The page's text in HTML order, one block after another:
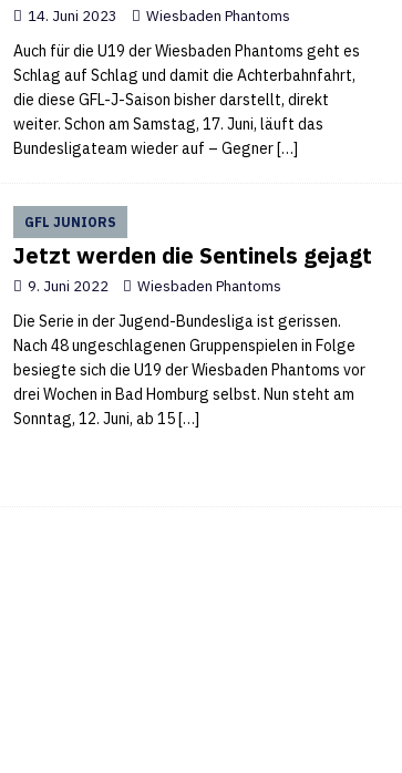
14. Juni 2023 Wiesbaden Phantoms
Auch für die U19 der Wiesbaden Phantoms geht es
Schlag auf Schlag und damit die Achterbahnfahrt,
die diese GFL-J-Saison bisher darstellt, direkt
weiter. Schon am Samstag, 17. Juni, läuft das
Bundesligateam wieder auf – Gegner[…]
GFL JUNIORS
Jetzt werden die Sentinels gejagt
9. Juni 2022 Wiesbaden Phantoms
Die Serie in der Jugend-Bundesliga ist gerissen.
Nach 48 ungeschlagenen Gruppenspielen in Folge
besiegte sich die U19 der Wiesbaden Phantoms vor
drei Wochen in Bad Homburg selbst. Nun steht am
Sonntag, 12. Juni, ab 15[…]